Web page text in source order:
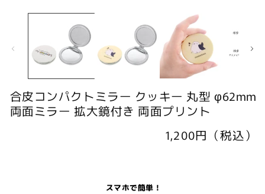
で
ア
(1)
を
合皮コンパクトミラー クッキー 丸型 φ62mm
両面ミラー 拡大鏡付き 両面プリント
通
1,200円（税込）
スマホで簡単！